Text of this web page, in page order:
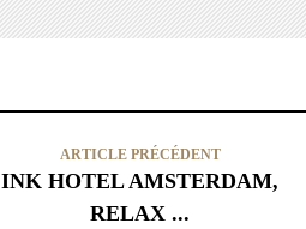
ARTICLE PRÉCÉDENT
INK HOTEL AMSTERDAM,
RELAX ...